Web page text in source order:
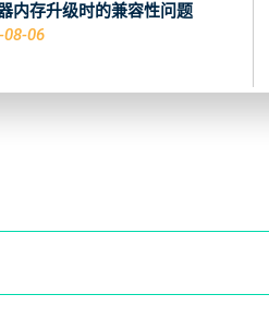
内存升级时的兼容性问题
08-06